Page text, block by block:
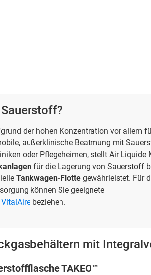
der hohen Konzentration vor allem
außerklinische Beatmung mit
oder Pflegeheimen, stellt Air Liquide
für die Lagerung von Sauerstoff
Tankwagen-Flotte gewährleistet. Für
können Sie geeignete
VitalAire beziehen.
mit
TAKEO™